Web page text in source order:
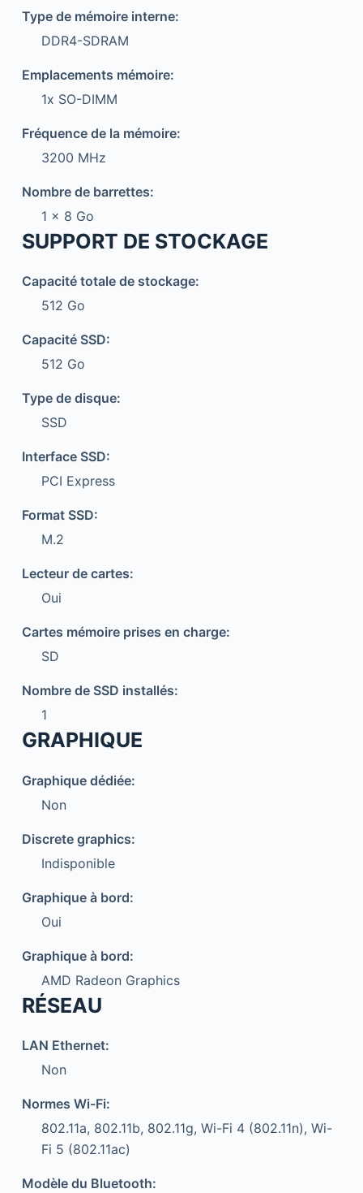
Type de mémoire interne:
DDR4-SDRAM
Emplacements mémoire:
1x SO-DIMM
Fréquence de la mémoire:
3200 MHz
Nombre de barrettes:
1 x 8 Go
SUPPORT DE STOCKAGE
Capacité totale de stockage:
512 Go
Capacité SSD:
512 Go
Type de disque:
SSD
Interface SSD:
PCI Express
Format SSD:
M.2
Lecteur de cartes:
Oui
Cartes mémoire prises en charge:
SD
Nombre de SSD installés:
1
GRAPHIQUE
Graphique dédiée:
Non
Discrete graphics:
Indisponible
Graphique à bord:
Oui
Graphique à bord:
AMD Radeon Graphics
RÉSEAU
LAN Ethernet:
Non
Normes Wi-Fi:
802.11a, 802.11b, 802.11g, Wi-Fi 4 (802.11n), Wi-
Fi 5 (802.11ac)
Modèle du Bluetooth: